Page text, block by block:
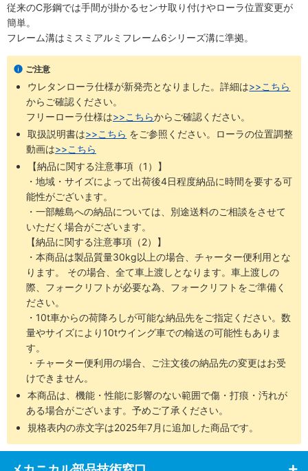
従来のC形鋼では手間が掛かるセンサ取り付けやローラ位置変更が
簡単。
フレーム溝はミスミアルミフレーム6シリーズ溝に準拠。
ご注意
ウレタンローラ仕様が新発売となりました。詳細は>>こちら
からご確認ください。 ​
フリーローラ仕様は>>こちらからご確認ください。
取扱説明書は>>こちら ​をご参照ください。ローラの位置調整
動画は>>こちら
【納品に関する注意事項（1）】
・地域・サイズによって出荷後4日程度納品に時間を要する可
能性がございます。
・一部離島への納品については、別途送料のご相談をさせて
いただく場合がございます。
【納品に関する注意事項（2）】
・本商品は製品質量30kg以上の場合、チャーター便利用とな
ります。 その場合、全て車上渡しとなります。車上渡しの
際、フォークリフトが必要な為、フォークリフトをご準備く
ださい。
・10t車からの荷降ろしが可能な納品先をご指定ください。数
量やサイズにより10tウイング車での輸送の可能性もありま
す。
・チャーター便利用の場合、ご注文後の納品先の変更はお受
けできません。
本商品は、機能・性能に影響のない範囲で傷・打痕・汚れが
ある場合がございます。予めご了承ください。
規格表内の赤文字は2025年7月に追加した商品です。